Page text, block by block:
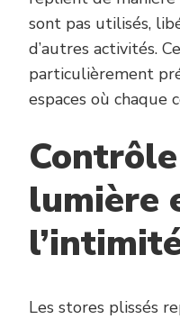
sont pas utilisés,
d’autres activités.
particulièrement
espaces où chaque
lumière
Les stores plissés